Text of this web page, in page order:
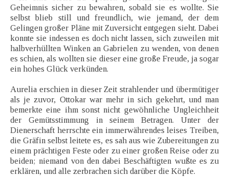
Geheimnis sicher zu bewahren, sobald sie es wollte. Sie
selbst blieb still und freundlich, wie jemand, der dem
Gelingen großer Pläne mit Zuversicht entgegen sieht. Dabei
konnte sie indessen es doch nicht lassen, sich zuweilen mit
halbverhüllten Winken an Gabrielen zu wenden, von denen
es schien, als wollten sie dieser eine große Freude, ja sogar
ein hohes Glück verkünden.
Aurelia erschien in dieser Zeit strahlender und übermütiger
als je zuvor, Ottokar war mehr in sich gekehrt, und man
bemerkte eine ihm sonst nicht gewöhnliche Ungleichheit
der Gemütsstimmung in seinem Betragen. Unter der
Dienerschaft herrschte ein immerwährendes leises Treiben,
die Gräfin selbst leitete es, es sah aus wie Zubereitungen zu
einem prächtigen Feste oder zu einer großen Reise oder zu
beiden; niemand von den dabei Beschäftigten wußte es zu
erklären, und alle zerbrachen sich darüber die Köpfe.